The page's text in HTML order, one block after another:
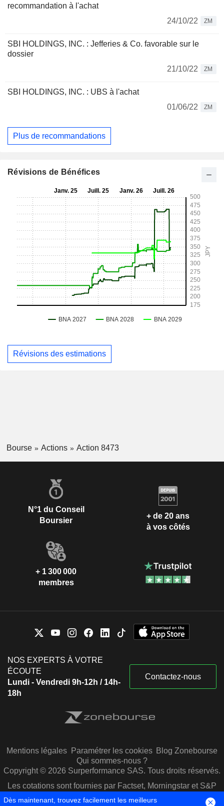
recommandation à l'achat
24/10/22
ZM
SBI HOLDINGS, INC. : Jefferies & Co. favorable sur le
dossier
21/10/22
ZM
SBI HOLDINGS, INC. : UBS à l'achat
01/06/22
ZM
Plus de recommandations
Révisions de Bénéfices
Révisions des estimations
Bourse Actions Action 8473
N°1 du Conseil
Boursier
+ de 20 ans
à vos côtés
+ 1 300 000
membres
NOS EXPERTS À VOTRE
ÉCOUTE
Lundi - Vendredi 9h-12h / 14h-
18h
Contactez-nous
Mentions légales Paramétrer les cookies Blog Zonebourse
Qui sommes-nous ?
Copyright © 2026 Surperformance SAS. Tous droits réservés.
Les cotations sont fournies par Factset, Morningstar et S&P
Capital IQ
Dès maintenant, trouvez facilement les meilleurs